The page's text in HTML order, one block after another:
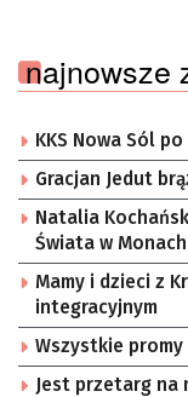
najnowsze
KKS Nowa Sól
Gracjan Jedut
Natalia
Świata w
Mamy i dzieci z
integracyjnym
Wszystkie
Jest przetarg na